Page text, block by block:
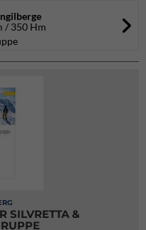
/ 350 Hm
SILVRETTA &